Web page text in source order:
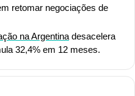
retomar negociações de
na Argentina desacelera
32,4% em 12 meses.